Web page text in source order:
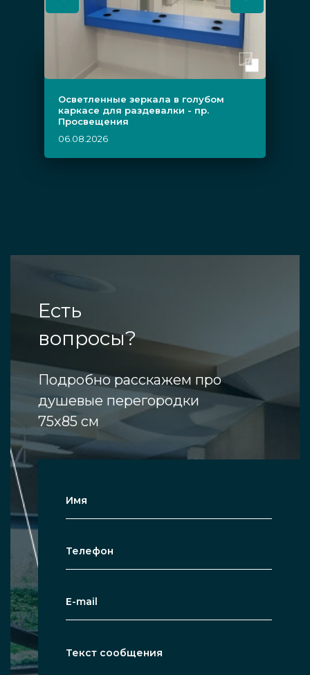
Осветленные зеркала в голубом
каркасе для раздевалки - пр.
Просвещения
06.08.2026
Есть
вопросы?
Подробно расскажем про
душевые перегородки
75х85 см